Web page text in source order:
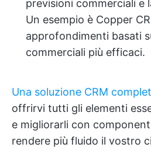
previsioni commerciali e
Un esempio è Copper
approfondimenti basati
commerciali più efficaci.
Una soluzione CRM
offrirvi tutti gli elementi
e migliorarli con
rendere più fluido il vostro